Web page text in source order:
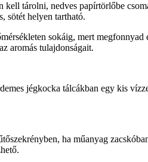
kell tárolni, nedves papírtörlőbe
sötét helyen tartható.
sokáig, mert megfonnyad
aromás tulajdonságait.
jégkocka tálcákban egy kis
ha műanyag